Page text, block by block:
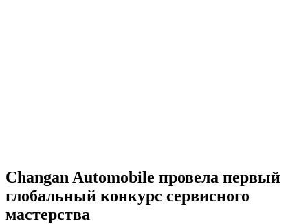
Changan Automobile провела первый
глобальный конкурс сервисного
мастерства